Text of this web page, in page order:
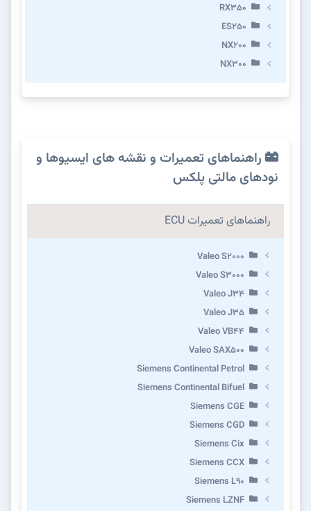
RX350
ES250
NX200
NX300
راهنماهای تعمیرات و نقشه های ایسیوها و
نودهای مالتی پلکس
راهنماهای تعمیرات ECU
Valeo S2000
Valeo S3000
Valeo J34
Valeo J35
Valeo VB44
Valeo SAX500
Siemens Continental Petrol
Siemens Continental Bifuel
Siemens CGE
Siemens CGD
Siemens Cix
Siemens CCX
Siemens L90
Siemens LZNF